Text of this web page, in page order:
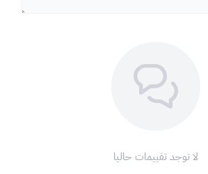
لا توجد تقييمات حاليا